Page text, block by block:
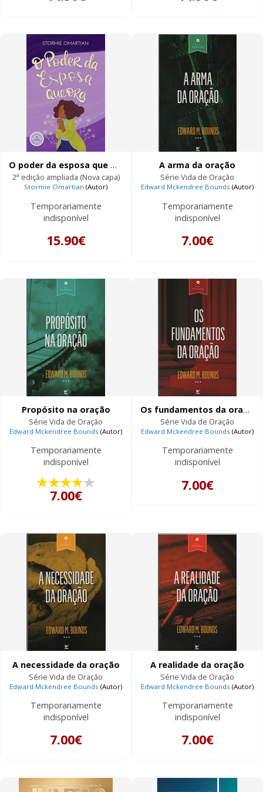
O poder da esposa que ora
2ª edição ampliada (Nova capa)
Stormie Omartian (Autor)
Temporariamente
indisponível
15.90€
A arma da oração
Série Vida de Oração
Edward Mckendree Bounds (Autor)
Temporariamente
indisponível
7.00€
Propósito na oração
Série Vida de Oração
Edward Mckendree Bounds (Autor)
Temporariamente
indisponível
7.00€
Os fundamentos da oração
Série Vida de Oração
Edward Mckendree Bounds (Autor)
Temporariamente
indisponível
7.00€
A necessidade da oração
Série Vida de Oração
Edward Mckendree Bounds (Autor)
Temporariamente
indisponível
7.00€
A realidade da oração
Série Vida de Oração
Edward Mckendree Bounds (Autor)
Temporariamente
indisponível
7.00€